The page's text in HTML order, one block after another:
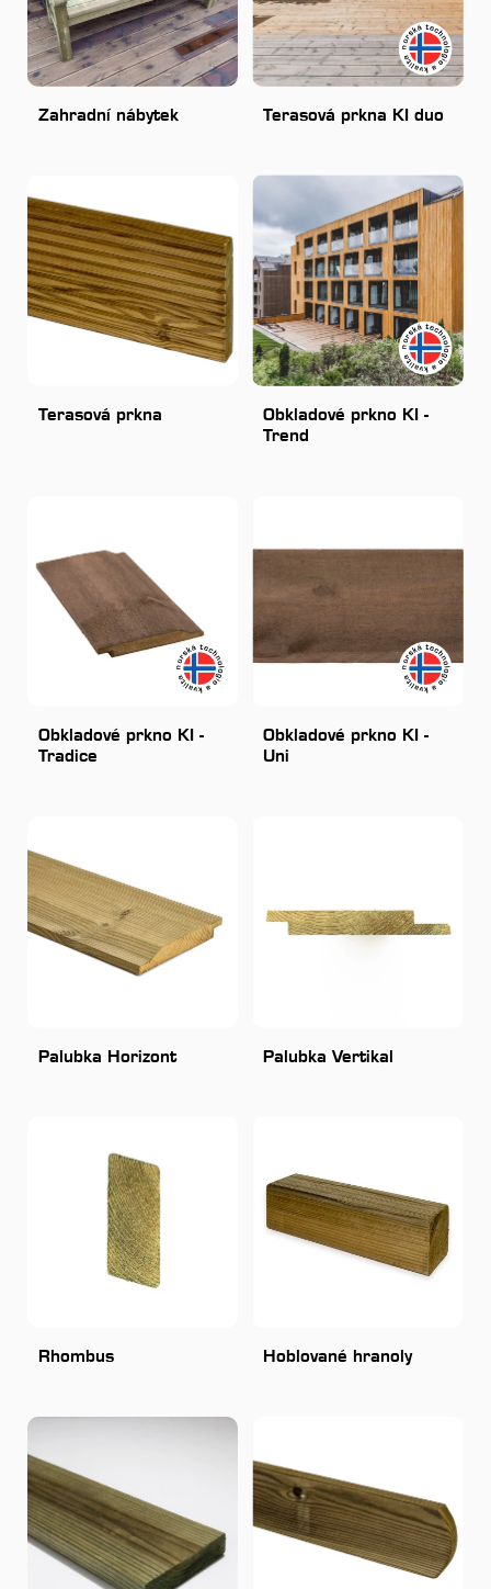
Zahradní nábytek Terasová prkna KI duo
Terasová prkna
Obkladové prkno KI -
Trend
Obkladové prkno KI -
Tradice
Obkladové prkno KI -
Uni
Palubka Horizont Palubka Vertikal
Rhombus Hoblované hranoly